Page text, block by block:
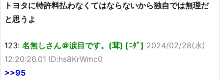
トヨタに特許料払わなくてはならないから独自では無理だ
と思うよ
123: 名無しさん＠涙目です。(茸) [ﾆﾀﾞ] 2024/02/28(水)
12:20:26.01 ID:hs8KrWmc0
>>95